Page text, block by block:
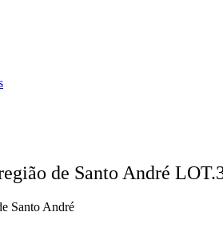
de Santo André
Santo André